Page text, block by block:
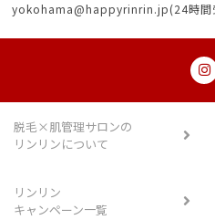
yokohama@happyrinrin.jp(24時間
脱毛×肌管理サロンの
リンリンについて
リンリン
キャンペーン一覧